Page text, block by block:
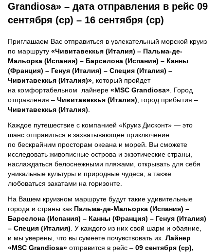
Grandiosa» – дата отправления в рейс 09
сентября (ср) – 16 сентября (ср)
Приглашаем Вас отправиться в увлекательный морской круиз
по маршруту «Чивитавеккья (Италия) – Пальма-де-
Мальорка (Испания) – Барселона (Испания) – Канны
(Франция) – Генуя (Италия) – Специя (Италия) –
Чивитавеккья (Италия)» , который пройдет
на комфортабельном лайнере «MSC Grandiosa» . Город
отправления – Чивитавеккья (Италия) , город прибытия –
Чивитавеккья (Италия)
Каждое путешествие с компанией «Круиз Дисконт» — это
шанс отправиться в захватывающее приключение
по бескрайним просторам океана и морей. Вы сможете
исследовать живописные острова и экзотические страны,
наслаждаться белоснежными пляжами, открывать для себя
уникальные культуры и природные чудеса, а также
любоваться закатами на горизонте.
На Вашем круизном маршруте будут такие удивительные
города и страны как Пальма-де-Мальорка (Испания) –
Барселона (Испания) – Канны (Франция) – Генуя (Италия)
– Специя (Италия) . У каждого из них свой шарм и обаяние,
и мы уверены, что вы сумеете почувствовать их. Лайнер
«MSC Grandiosa» отправится в рейс – 09 сентября (ср),